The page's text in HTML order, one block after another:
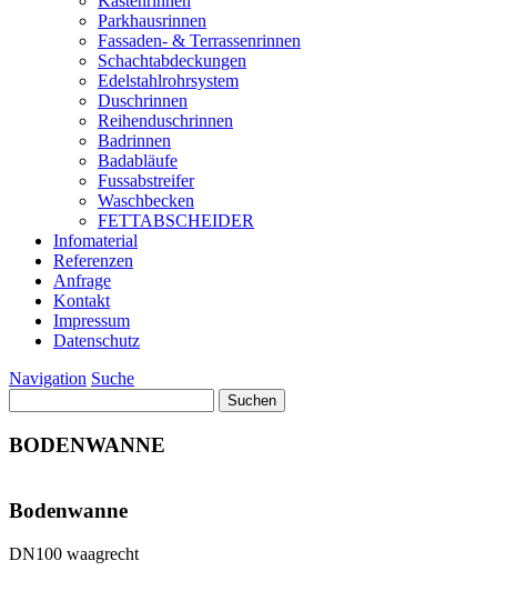
Parkhausrinnen
Fassaden- & Terrassenrinnen
Schachtabdeckungen
Edelstahlrohrsystem
Duschrinnen
Reihenduschrinnen
Badrinnen
Badabläufe
Fussabstreifer
Waschbecken
FETTABSCHEIDER
Infomaterial
Referenzen
Anfrage
Kontakt
Impressum
Datenschutz
Navigation Suche
nach:
BODENWANNE
Bodenwanne
DN100 waagrecht